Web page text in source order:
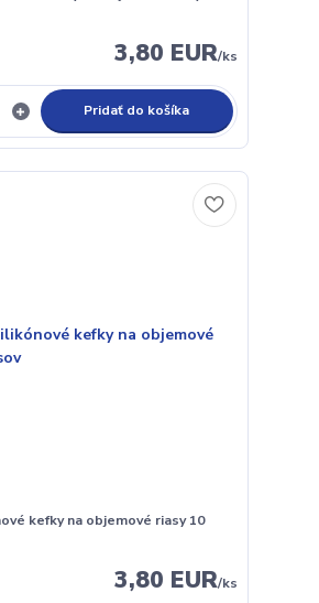
3,80 EUR/ks
Pridať do košíka
kefky na objemové riasy 10
3,80 EUR/ks